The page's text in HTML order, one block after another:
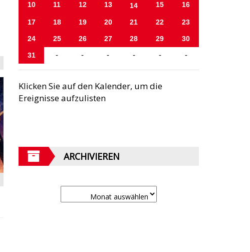
10 11 12 13 14 15 16
17 18 19 20 21 22 23
24 25 26 27 28 29 30
31 - - - - - -
Klicken Sie auf den Kalender, um die
Ereignisse aufzulisten
ARCHIVIEREN